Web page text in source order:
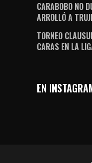
CARABOBO NO
ARROLLÓ A
TORNEO
CARAS EN LA
EN